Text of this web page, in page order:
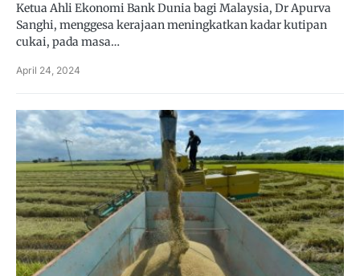
Ketua Ahli Ekonomi Bank Dunia bagi Malaysia, Dr Apurva
Sanghi, menggesa kerajaan meningkatkan kadar kutipan
cukai, pada masa…
April 24, 2024